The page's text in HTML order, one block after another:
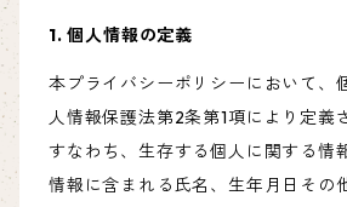
1. 個人情報の定義
本プライバシーポリシーにおいて、
人情報保護法第2条第1項により定義
すなわち、生存する個人に関する情
情報に含まれる氏名、生年月日その